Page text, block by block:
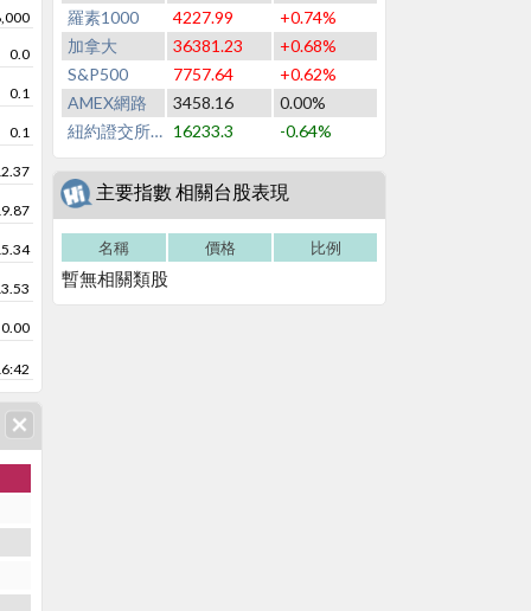
0.0
0.1
0.1
0.00
羅素1000
4227.99
+0.74%
加拿大
36381.23
+0.68%
S&P500
7757.64
+0.62%
AMEX網路
3458.16
0.00%
紐約證交所NYSE 16233.3 -0.64%
主要指數 相關台股表現
名稱 價格 比例
暫無相關類股